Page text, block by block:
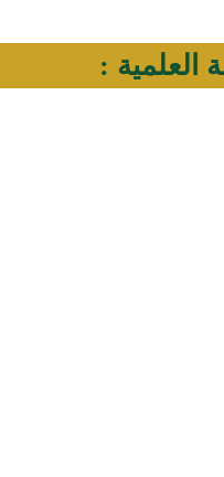
العلمية :